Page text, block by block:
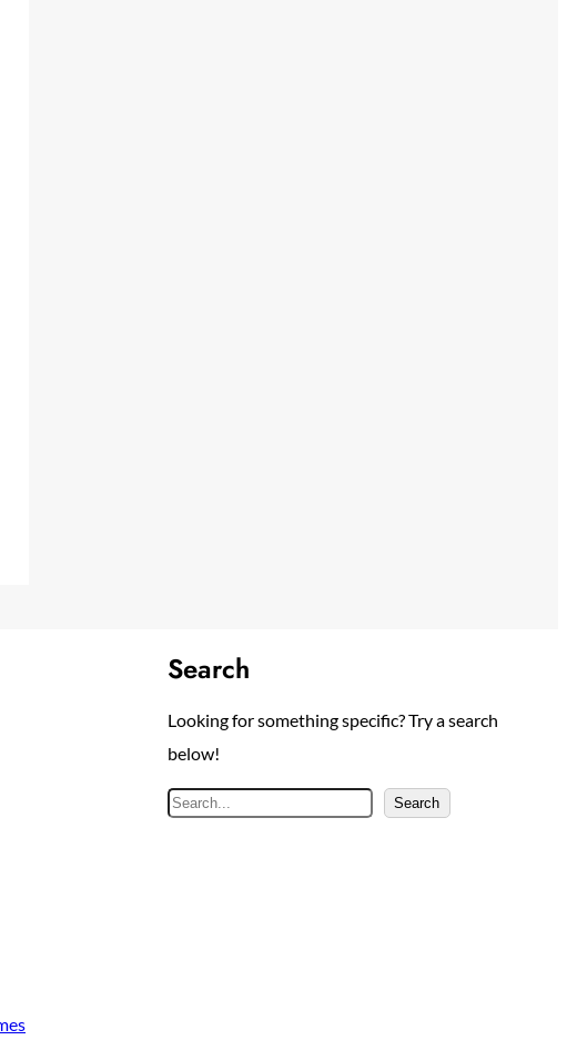
Search
Looking for something specific? Try a search
below!
S
Search